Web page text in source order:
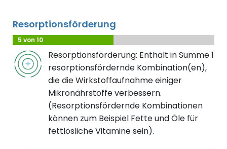
Resorptionsförderung
5 von 10
Resorptionsförderung: Enthält in Summe 1
resorptionsfördernde Kombination(en),
die die Wirkstoffaufnahme einiger
Mikronährstoffe verbessern.
(Resorptionsfördernde Kombinationen
können zum Beispiel Fette und Öle für
fettlösliche Vitamine sein).